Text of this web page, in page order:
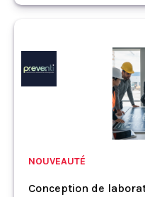
NOUVEAUTÉ
Conception de